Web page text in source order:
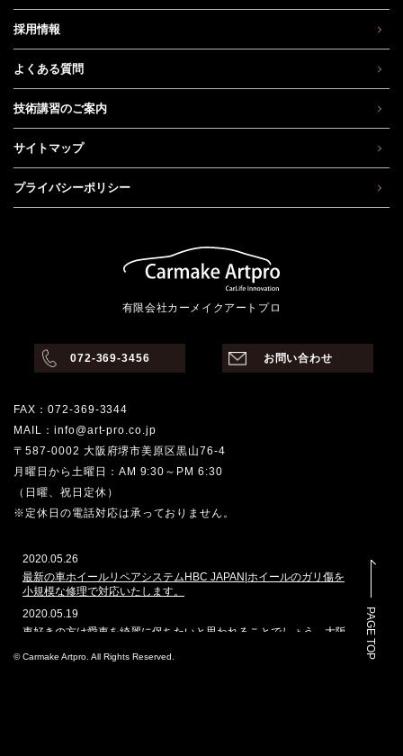
採用情報
よくある質問
技術講習のご案内
サイトマップ
プライバシーポリシー
有限会社カーメイクアートプロ
072-369-3456 お問い合わせ
FAX：072-369-3344
MAIL：info@art-pro.co.jp
〒587-0002 大阪府堺市美原区黒山76-4
月曜日から土曜日：AM 9:30～PM 6:30
（日曜、祝日定休）
※定休日の電話対応は承っておりません。
2020.05.26
最新の車ホイールリペアシステムHBC JAPAN|ホイールのガリ傷を
小規模な修理で対応いたします。
2020.05.19
車好きの方は愛車を綺麗に保ちたいと思われることでしょう。大阪
ートプロは、ガラスコーティングや車磨きのプロショップとして、
PAGE TOP
© Carmake Artpro. All Rights Reserved.